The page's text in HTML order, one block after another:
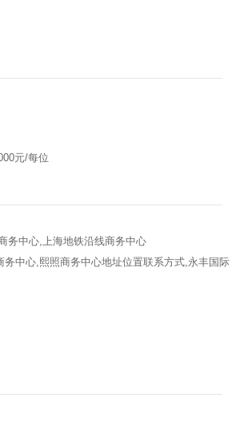
元/每位
务中心,上海地铁沿线商务中心
中心,熙照商务中心地址位置联系方式,永丰国际